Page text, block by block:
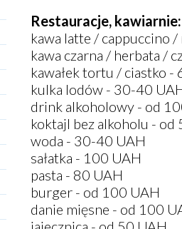
Restauracje, kawiarnie:
kawa latte / cappuccino
kawa czarna / herbata /
kawałek tortu / ciastko -
kulka lodów - 30-40
drink alkoholowy - od
koktajl bez alkoholu - od
woda - 30-40 UAH
sałatka - 100 UAH
pasta - 80 UAH
burger - od 100 UAH
danie mięsne - od 100